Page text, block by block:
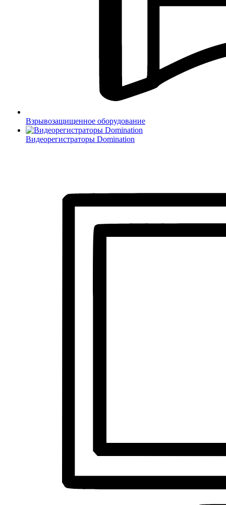
Взрывозащищенное оборудование
Видеорегистраторы Domination